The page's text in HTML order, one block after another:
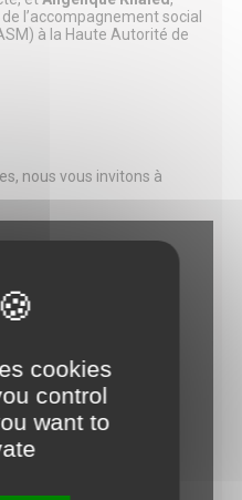
l’accompagnement social
à la Haute Autorité de
nous vous invitons à
cookies
control
want to